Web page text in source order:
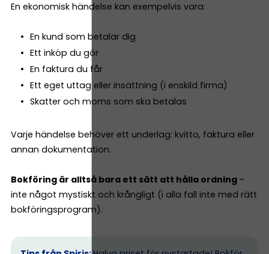
En ekonomisk händelse kan exempelvis vara:
En kund som betalar dig
Ett inköp du gör
En faktura du får
Ett eget uttag eller insättning (i enskild firma)
Skatter och moms som ska betalas
Varje händelse behöver ett underlag: kvitto, faktura eller
annan dokumentation.
Bokföring är alltså bara ett sätt att hålla ordning –
inte något mystiskt och krångligt (i alla fall inte med rätt
bokföringsprogram).